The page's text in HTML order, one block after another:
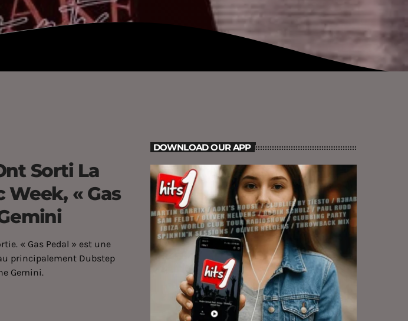
Sorti La
« Gas
« Gas Pedal » est une
principalement Dubstep
Gemini.
DOWNLOAD OUR APP